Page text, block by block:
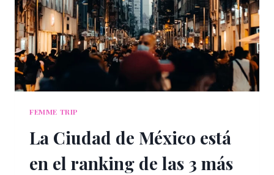
SU
LUNA
DE
MIEL
FEMME TRIP
La Ciudad de México está
en el ranking de las 3 más